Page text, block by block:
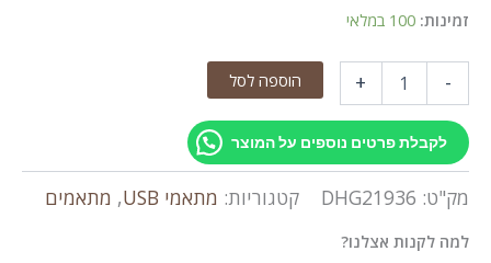
זמינות: 100 במלאי
-
USB3.1
TYPE
TO
+ הוספה לסל
לקבלת פרטים נוספים על המוצר
מק"ט: DHG21936 קטגוריות: מתאמי USB , מתאמים
למה לקנות אצלנו?